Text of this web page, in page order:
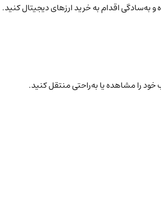
و به‌سادگی اقدام به خرید ارزهای دیجیتال کنید.
را مشاهده یا به‌راحتی منتقل کنید.